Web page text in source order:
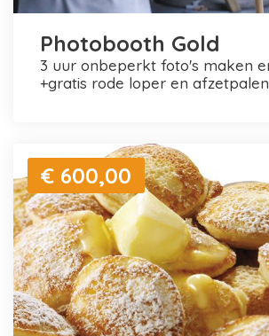
Photobooth Gold
3 uur onbeperkt foto's maken en printen
+gratis rode loper en afzetpalen
€ 600,00